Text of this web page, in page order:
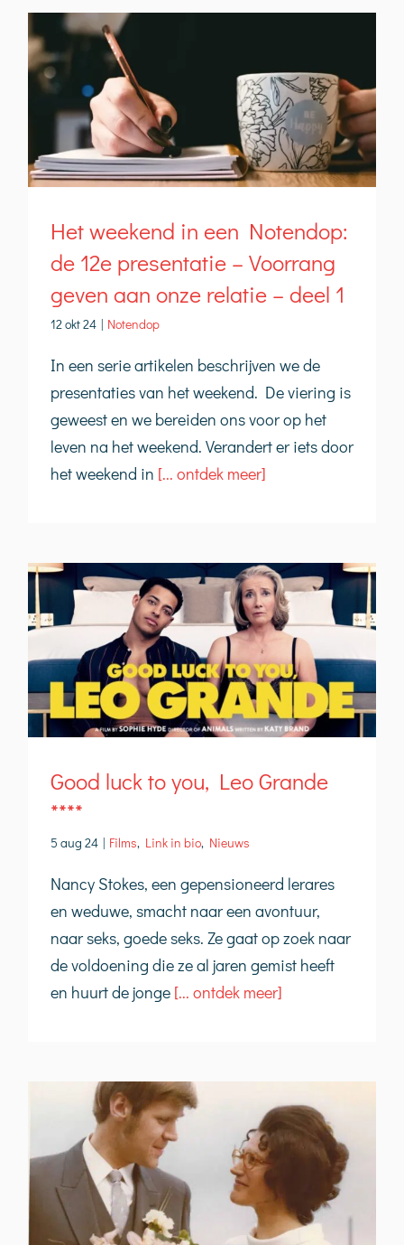
Het weekend in een Notendop:
de 12e presentatie – Voorrang
geven aan onze relatie – deel 1
12 okt 24 | Notendop
In een serie artikelen beschrijven we de
presentaties van het weekend. De viering is
geweest en we bereiden ons voor op het
leven na het weekend. Verandert er iets door
het weekend in [... ontdek meer]
Good luck to you, Leo Grande
****
5 aug 24 | Films, Link in bio, Nieuws
Nancy Stokes, een gepensioneerd lerares
en weduwe, smacht naar een avontuur,
naar seks, goede seks. Ze gaat op zoek naar
de voldoening die ze al jaren gemist heeft
en huurt de jonge [... ontdek meer]